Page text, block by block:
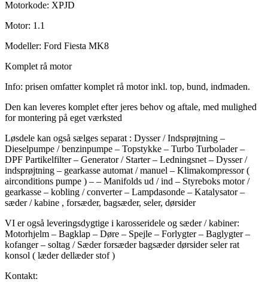
Motorkode: XPJD
Motor: 1.1
Modeller: Ford Fiesta MK8
Komplet rå motor
Info: prisen omfatter komplet rå motor inkl. top, bund, indmaden.
Den kan leveres komplet efter jeres behov og aftale, med mulighed
for montering på eget værksted
Løsdele kan også sælges separat : Dysser / Indsprøjtning –
Dieselpumpe / benzinpumpe – Topstykke – Turbo Turbolader –
DPF Partikelfilter – Generator / Starter – Ledningsnet – Dysser /
indsprøjtning – gearkasse automat / manuel – Klimakompressor (
airconditions pumpe ) – – Manifolds ud / ind – Styreboks motor /
gearkasse – kobling / converter – Lampdasonde – Katalysator –
sæder / kabine , forsæder, bagsæder, seler, dørsider
VI er også leveringsdygtige i karosseridele og sæder / kabiner:
Motorhjelm – Bagklap – Døre – Spejle – Forlygter – Baglygter –
kofanger – soltag / Sæder forsæder bagsæder dørsider seler rat
konsol ( læder dellæder stof )
Kontakt: